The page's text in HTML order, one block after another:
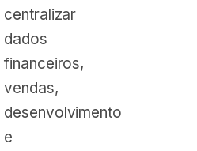
centralizar
dados
financeiros,
vendas,
desenvolvimento
e